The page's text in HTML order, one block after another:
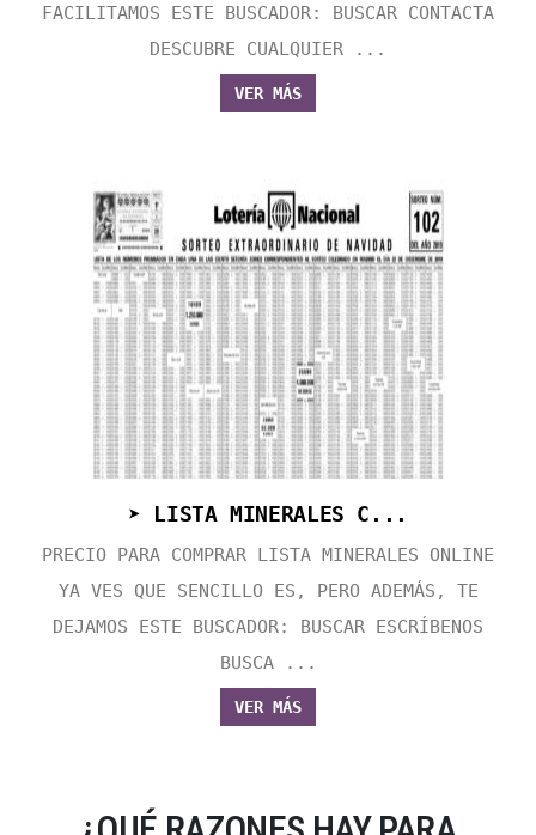
FACILITAMOS ESTE BUSCADOR: BUSCAR CONTACTA
DESCUBRE CUALQUIER ...
VER MÁS
➤ LISTA MINERALES C...
PRECIO PARA COMPRAR LISTA MINERALES ONLINE
YA VES QUE SENCILLO ES, PERO ADEMÁS, TE
DEJAMOS ESTE BUSCADOR: BUSCAR ESCRÍBENOS
BUSCA ...
VER MÁS